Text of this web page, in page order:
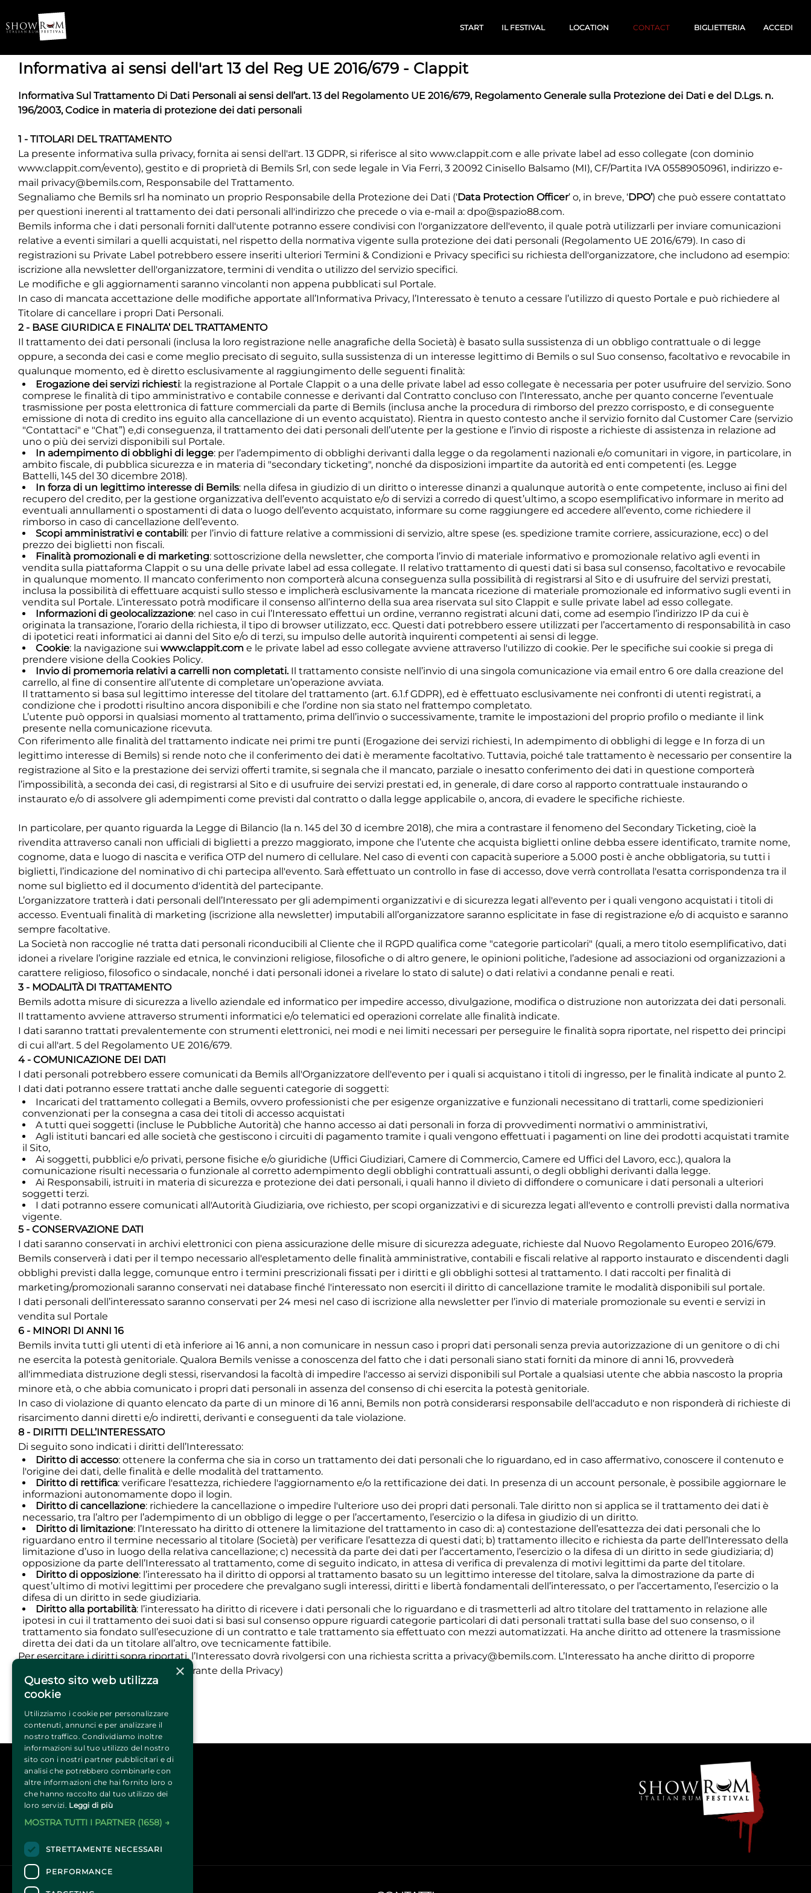
ACCEDI
BIGLIETTERIA
CONTACT
LOCATION
IL FESTIVAL
START
Informativa ai sensi dell'art 13 del Reg UE 2016/679 - Clappit
Informativa Sul Trattamento Di Dati Personali ai sensi dell’art. 13 del Regolamento UE 2016/679, Regolamento Generale sulla Protezione dei Dati e del D.Lgs. n.
196/2003, Codice in materia di protezione dei dati personali
1 - TITOLARI DEL TRATTAMENTO
La presente informativa sulla privacy, fornita ai sensi dell'art. 13 GDPR, si riferisce al sito www.clappit.com e alle private label ad esso collegate (con dominio
www.clappit.com/evento), gestito e di proprietà di Bemils Srl, con sede legale in Via Ferri, 3 20092 Cinisello Balsamo (MI), CF/Partita IVA 05589050961, indirizzo e-
mail privacy@bemils.com, Responsabile del Trattamento.
Segnaliamo che Bemils srl ha nominato un proprio Responsabile della Protezione dei Dati (‘Data Protection Officer’ o, in breve, ‘DPO’) che può essere contattato
per questioni inerenti al trattamento dei dati personali all'indirizzo che precede o via e-mail a:dpo@spazio88.com.
Bemils informa che i dati personali forniti dall'utente potranno essere condivisi con l'organizzatore dell'evento, il quale potrà utilizzarli per inviare comunicazioni
relative a eventi similari a quelli acquistati, nel rispetto della normativa vigente sulla protezione dei dati personali (Regolamento UE 2016/679). In caso di
registrazioni su Private Label potrebbero essere inseriti ulteriori Termini & Condizioni e Privacy specifici su richiesta dell'organizzatore, che includono ad esempio:
iscrizione alla newsletter dell'organizzatore, termini di vendita o utilizzo del servizio specifici.
Le modifiche e gli aggiornamenti saranno vincolanti non appena pubblicati sul Portale.
In caso di mancata accettazione delle modifiche apportate all’Informativa Privacy, l’Interessato è tenuto a cessare l’utilizzo di questo Portale e può richiedere al
Titolare di cancellare i propri Dati Personali.
2 - BASE GIURIDICA E FINALITA’ DEL TRATTAMENTO
Il trattamento dei dati personali (inclusa la loro registrazione nelle anagrafiche della Società) è basato sulla sussistenza di un obbligo contrattuale o di legge
oppure, a seconda dei casi e come meglio precisato di seguito, sulla sussistenza di un interesse legittimo di Bemils o sul Suo consenso, facoltativo e revocabile in
qualunque momento, ed è diretto esclusivamente al raggiungimento delle seguenti finalità:
Erogazione dei servizi richiesti: la registrazione al Portale Clappit o a una delle private label ad esso collegate è necessaria per poter usufruire del servizio. Sono
comprese le finalità di tipo amministrativo e contabile connesse e derivanti dal Contratto concluso con l’Interessato, anche per quanto concerne l’eventuale
trasmissione per posta elettronica di fatture commerciali da parte di Bemils (inclusa anche la procedura di rimborso del prezzo corrisposto, e di conseguente
emissione di nota di credito ins eguito alla cancellazione di un evento acquistato). Rientra in questo contesto anche il servizio fornito dal Customer Care (servizio
"Contattaci" e "Chat”) e,di conseguenza, il trattamento dei dati personali dell’utente per la gestione e l’invio di risposte a richieste di assistenza in relazione ad
uno o più dei servizi disponibili sul Portale.
In adempimento di obblighi di legge: per l’adempimento di obblighi derivanti dalla legge o da regolamenti nazionali e/o comunitari in vigore, in particolare, in
ambito fiscale, di pubblica sicurezza e in materia di "secondary ticketing", nonché da disposizioni impartite da autorità ed enti competenti (es. Legge
Battelli,145 del 30 dicembre 2018).
In forza di un legittimo interesse di Bemils: nella difesa in giudizio di un diritto o interesse dinanzi a qualunque autorità o ente competente, incluso ai fini del
recupero del credito, per la gestione organizzativa dell’evento acquistato e/o di servizi a corredo di quest’ultimo, a scopo esemplificativo informare in merito ad
eventuali annullamenti o spostamenti di data o luogo dell’evento acquistato, informare su come raggiungere ed accedere all’evento, come richiedere il
rimborso in caso di cancellazione dell’evento.
Scopi amministrativi e contabili: per l’invio di fatture relative a commissioni di servizio, altre spese (es. spedizione tramite corriere, assicurazione, ecc) o del
prezzo dei biglietti non fiscali.
Finalità promozionali e di marketing: sottoscrizione della newsletter, che comporta l’invio di materiale informativo e promozionale relativo agli eventi in
vendita sulla piattaforma Clappit o su una delle private label ad essa collegate. Il relativo trattamento di questi dati si basa sul consenso, facoltativo e revocabile
in qualunque momento. Il mancato conferimento non comporterà alcuna conseguenza sulla possibilità di registrarsi al Sito e di usufruire del servizi prestati,
inclusa la possibilità di effettuare acquisti sullo stesso e implicherà esclusivamente la mancata ricezione di materiale promozionale ed informativo sugli eventi in
vendita sul Portale. L’interessato potrà modificare il consenso all’interno della sua area riservata sul sito Clappit e sulle private label ad esso collegate.
Informazioni di geolocalizzazione: nel caso in cui l’Interessato effettui un ordine, verranno registrati alcuni dati, come ad esempio l’indirizzo IP da cui è
originata la transazione, l’orario della richiesta, il tipo di browser utilizzato, ecc. Questi dati potrebbero essere utilizzati per l’accertamento di responsabilità in caso
di ipotetici reati informatici ai danni del Sito e/o di terzi, su impulso delle autorità inquirenti competenti ai sensi di legge.
Cookie: la navigazione suiwww.clappit.com e le private label ad esso collegate avviene attraverso l'utilizzo di cookie. Per le specifiche sui cookie si prega di
prendere visione dellaCookies Policy.
Invio di promemoria relativi a carrelli non completati.Il trattamento consiste nell’invio di una singola comunicazione via email entro 6 ore dalla creazione del
carrello, al fine di consentire all’utente di completare un’operazione avviata.
Il trattamento si basa sul legittimo interesse del titolare del trattamento (art. 6.1.f GDPR), ed è effettuato esclusivamente nei confronti di utenti registrati, a
condizione che i prodotti risultino ancora disponibili e che l’ordine non sia stato nel frattempo completato.
L’utente può opporsi in qualsiasi momento al trattamento, prima dell’invio o successivamente, tramite le impostazioni del proprio profilo o mediante il link
presente nella comunicazione ricevuta.
Con riferimento alle finalità del trattamento indicate nei primi tre punti (Erogazione dei servizi richiesti, In adempimento di obblighi di legge e In forza di un
legittimo interesse di Bemils) si rende noto che il conferimento dei dati è meramente facoltativo. Tuttavia, poiché tale trattamento è necessario per consentire la
registrazione al Sito e la prestazione dei servizi offerti tramite, si segnala che il mancato, parziale o inesatto conferimento dei dati in questione comporterà
l’impossibilità, a seconda dei casi, di registrarsi al Sito e di usufruire dei servizi prestati ed, in generale, di dare corso al rapporto contrattuale instaurando o
instaurato e/o di assolvere gli adempimenti come previsti dal contratto o dalla legge applicabile o, ancora, di evadere le specifiche richieste.
In particolare, per quanto riguarda la Legge di Bilancio (la n. 145 del 30 d icembre 2018), che mira a contrastare il fenomeno del Secondary Ticketing, cioè la
rivendita attraverso canali non ufficiali di biglietti a prezzo maggiorato, impone che l’utente che acquista biglietti online debba essere identificato, tramite nome,
cognome, data e luogo di nascita e verifica OTP del numero di cellulare. Nel caso di eventi con capacità superiore a 5.000 posti è anche obbligatoria, su tutti i
biglietti, l’indicazione del nominativo di chi partecipa all'evento. Sarà effettuato un controllo in fase di accesso, dove verrà controllata l'esatta corrispondenza tra il
nome sul biglietto ed il documento d'identità del partecipante.
L’organizzatore tratterà i dati personali dell’Interessato per gli adempimenti organizzativi e di sicurezza legati all'evento per i quali vengono acquistati i titoli di
accesso. Eventuali finalità di marketing (iscrizione alla newsletter) imputabili all’organizzatore saranno esplicitate in fase di registrazione e/o di acquisto e saranno
sempre facoltative.
La Società non raccoglie né tratta dati personali riconducibili al Cliente che il RGPD qualifica come "categorie particolari" (quali, a mero titolo esemplificativo, dati
idonei a rivelare l’origine razziale ed etnica, le convinzioni religiose, filosofiche o di altro genere, le opinioni politiche, l’adesione ad associazioni od organizzazioni a
carattere religioso, filosofico o sindacale, nonché i dati personali idonei a rivelare lo stato di salute) o dati relativi a condanne penali e reati.
3 - MODALITÀ DI TRATTAMENTO
Bemils adotta misure di sicurezza a livello aziendale ed informatico per impedire accesso, divulgazione, modifica o distruzione non autorizzata dei dati personali.
Il trattamento avviene attraverso strumenti informatici e/o telematici ed operazioni correlate alle finalità indicate.
I dati saranno trattati prevalentemente con strumenti elettronici, nei modi e nei limiti necessari per perseguire le finalità sopra riportate, nel rispetto dei principi
di cui all'art. 5 del Regolamento UE 2016/679.
4 - COMUNICAZIONE DEI DATI
I dati personali potrebbero essere comunicati da Bemils all'Organizzatore dell'evento per i quali si acquistano i titoli di ingresso, per le finalità indicate al punto 2.
I dati dati potranno essere trattati anche dalle seguenti categorie di soggetti:
Incaricati del trattamento collegati a Bemils, ovvero professionisti che per esigenze organizzative e funzionali necessitano di trattarli, come spedizionieri
convenzionati per la consegna a casa dei titoli di accesso acquistati
A tutti quei soggetti (incluse le Pubbliche Autorità) che hanno accesso ai dati personali in forza di provvedimenti normativi o amministrativi,
Agli istituti bancari ed alle società che gestiscono i circuiti di pagamento tramite i quali vengono effettuati i pagamenti on line dei prodotti acquistati tramite
il Sito,
Ai soggetti, pubblici e/o privati, persone fisiche e/o giuridiche (Uffici Giudiziari, Camere di Commercio, Camere ed Uffici del Lavoro, ecc.), qualora la
comunicazione risulti necessaria o funzionale al corretto adempimento degli obblighi contrattuali assunti, o degli obblighi derivanti dalla legge.
Ai Responsabili, istruiti in materia di sicurezza e protezione dei dati personali, i quali hanno il divieto di diffondere o comunicare i dati personali a ulteriori
soggetti terzi.
I dati potranno essere comunicati all'Autorità Giudiziaria, ove richiesto, per scopi organizzativi e di sicurezza legati all'evento e controlli previsti dalla normativa
vigente.
5 - CONSERVAZIONE DATI
I dati saranno conservati in archivi elettronici con piena assicurazione delle misure di sicurezza adeguate, richieste dal Nuovo Regolamento Europeo 2016/679.
Bemils conserverà i dati per il tempo necessario all'espletamento delle finalità amministrative, contabili e fiscali relative al rapporto instaurato e discendenti dagli
obblighi previsti dalla legge, comunque entro i termini prescrizionali fissati per i diritti e gli obblighi sottesi al trattamento. I dati raccolti per finalità di
marketing/promozionali saranno conservati nei database finché l'interessato non eserciti il diritto di cancellazione tramite le modalità disponibili sul portale.
I dati personali dell’interessato saranno conservati per 24 mesi nel caso di iscrizione alla newsletter per l’invio di materiale promozionale su eventi e servizi in
vendita sul Portale
6 - MINORI DI ANNI 16
Bemils invita tutti gli utenti di età inferiore ai 16 anni, a non comunicare in nessun caso i propri dati personali senza previa autorizzazione di un genitore o di chi
ne esercita la potestà genitoriale. Qualora Bemils venisse a conoscenza del fatto che i dati personali siano stati forniti da minore di anni 16, provvederà
all'immediata distruzione degli stessi, riservandosi la facoltà di impedire l'accesso ai servizi disponibili sul Portale a qualsiasi utente che abbia nascosto la propria
minore età, o che abbia comunicato i propri dati personali in assenza del consenso di chi esercita la potestà genitoriale.
In caso di violazione di quanto elencato da parte di un minore di 16 anni, Bemils non potrà considerarsi responsabile dell'accaduto e non risponderà di richieste di
risarcimento danni diretti e/o indiretti, derivanti e conseguenti da tale violazione.
8 - DIRITTI DELL’INTERESSATO
Di seguito sono indicati i diritti dell’Interessato:
Diritto di accesso: ottenere la conferma che sia in corso un trattamento dei dati personali che lo riguardano, ed in caso affermativo, conoscere il contenuto e
l'origine dei dati, delle finalità e delle modalità del trattamento.
Diritto di rettifica: verificare l'esattezza, richiedere l'aggiornamento e/o la rettificazione dei dati. In presenza di un account personale, è possibile aggiornare le
informazioni autonomamente dopo il login.
Diritto di cancellazione: richiedere la cancellazione o impedire l'ulteriore uso dei propri dati personali. Tale diritto non si applica se il trattamento dei dati è
necessario, tra l’altro per l’adempimento di un obbligo di legge o per l’accertamento, l’esercizio o la difesa in giudizio di un diritto.
Diritto di limitazione: l’Interessato ha diritto di ottenere la limitazione del trattamento in caso di: a) contestazione dell’esattezza dei dati personali che lo
riguardano entro il termine necessario al titolare (Società) per verificare l’esattezza di questi dati; b) trattamento illecito e richiesta da parte dell’Interessato della
limitazione d’uso in luogo della relativa cancellazione; c) necessità da parte dei dati per l’accertamento, l’esercizio o la difesa di un diritto in sede giudiziaria; d)
opposizione da parte dell’Interessato al trattamento, come di seguito indicato, in attesa di verifica di prevalenza di motivi legittimi da parte del titolare.
Diritto di opposizione: l’interessato ha il diritto di opporsi al trattamento basato su un legittimo interesse del titolare, salva la dimostrazione da parte di
quest’ultimo di motivi legittimi per procedere che prevalgano sugli interessi, diritti e libertà fondamentali dell’interessato, o per l’accertamento, l’esercizio o la
difesa di un diritto in sede giudiziaria.
Diritto alla portabilità: l’interessato ha diritto di ricevere i dati personali che lo riguardano e di trasmetterli ad altro titolare del trattamento in relazione alle
ipotesi in cui il trattamento dei suoi dati si basi sul consenso oppure riguardi categorie particolari di dati personali trattati sulla base del suo consenso, o il
trattamento sia fondato sull’esecuzione di un contratto e tale trattamento sia effettuato con mezzi automatizzati. Ha anche diritto ad ottenere la trasmissione
diretta dei dati da un titolare all’altro, ove tecnicamente fattibile.
Per esercitare i diritti sopra riportati, l’Interessato dovrà rivolgersi con una richiesta scritta a privacy@bemils.com. L’Interessato ha anche diritto di proporre
reclamo all'Autorità di controllo (il Garante della Privacy)
Ultima modifica 7 febbraio 2022
Torna indietro
×
Questo sito web utilizza
cookie
Utilizziamo i cookie per personalizzare
contenuti, annunci e per analizzare il
nostro traffico. Condividiamo inoltre
informazioni sul tuo utilizzo del nostro
sito con i nostri partner pubblicitari e di
analisi che potrebbero combinarle con
altre informazioni che hai fornito loro o
che hanno raccolto dal tuo utilizzo dei
loro servizi. Leggi di più
MOSTRA TUTTI I PARTNER (1658) →
STRETTAMENTE NECESSARI
PERFORMANCE